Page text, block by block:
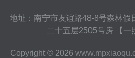
地址：南宁市友谊路48-8号森林假
二十五层2505号房 【一
Copyright © 2026